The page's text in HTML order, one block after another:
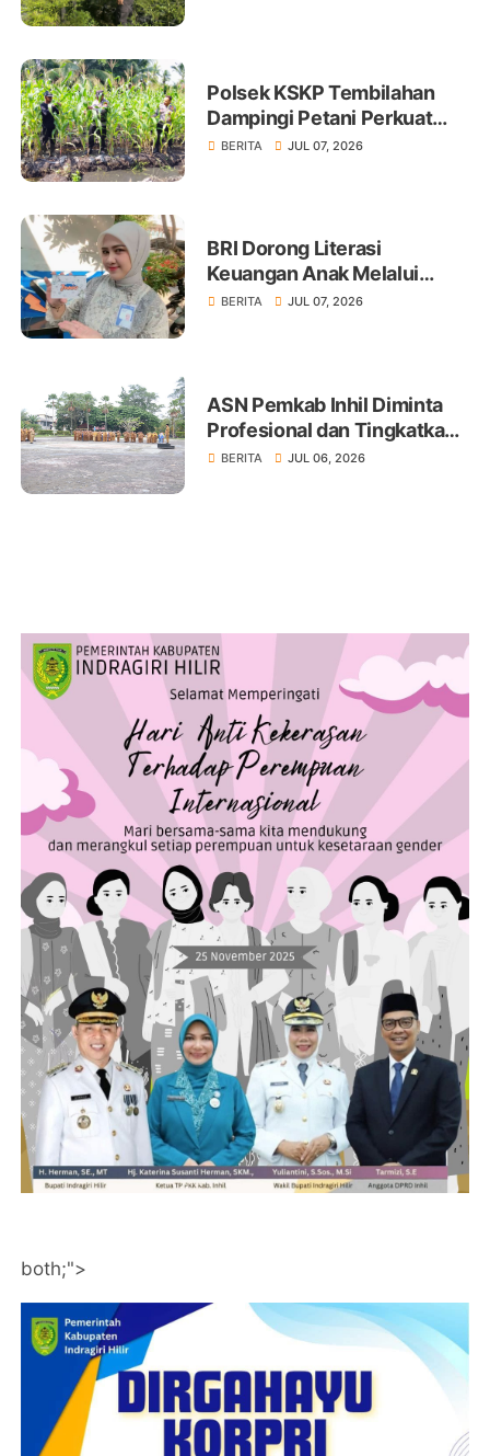
Polsek KSKP Tembilahan
Dampingi Petani Perkuat
Swasembada Pangan
BERITA JUL 07, 2026
BRI Dorong Literasi
Keuangan Anak Melalui
Produk BritAma Junio
BERITA JUL 07, 2026
ASN Pemkab Inhil Diminta
Profesional dan Tingkatkan
Pelayanan Publik
BERITA JUL 06, 2026
both;">